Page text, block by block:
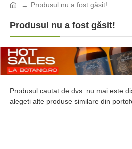
Produsul nu a fost găsit!
Produsul nu a fost găsit!
Produsul cautat de dvs. nu mai este
alegeti alte produse similare din